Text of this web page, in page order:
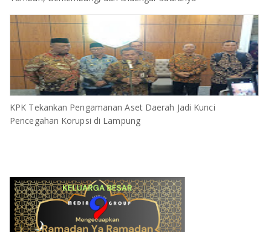
KPK Tekankan Pengamanan Aset Daerah Jadi Kunci
Pencegahan Korupsi di Lampung